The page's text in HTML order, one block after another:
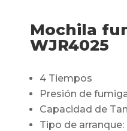
Mochila
WJR4025
4 Tiempos
Presión de
Capacidad de
Tipo de